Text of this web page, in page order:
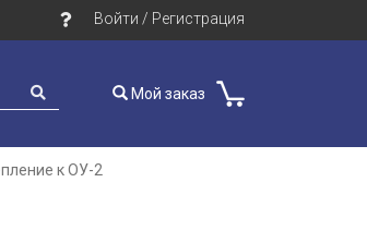
Войти / Регистрация
Мой заказ
к ОУ-2